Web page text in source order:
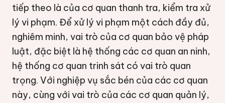
tiếp theo là của cơ quan thanh tra, kiểm tra xử
lý vi phạm. Để xử lý vi phạm một cách đầy đủ,
nghiêm minh, vai trò của cơ quan bảo vệ pháp
luật, đặc biệt là hệ thống các cơ quan an ninh,
hệ thống cơ quan trinh sát có vai trò quan
trọng. Với nghiệp vụ sắc bén của các cơ quan
này, cùng với vai trò của các cơ quan quản lý,